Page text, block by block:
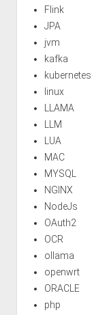
Flink
JPA
jvm
kafka
kubernetes
linux
LLAMA
LLM
LUA
MAC
MYSQL
NGINX
NodeJs
OAuth2
OCR
ollama
openwrt
ORACLE
php